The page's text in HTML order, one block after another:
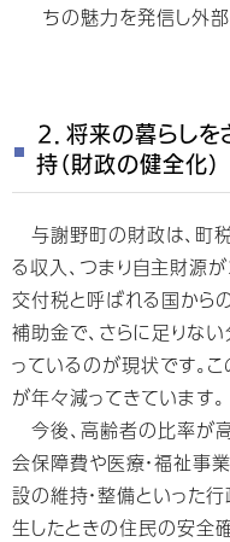
ちの魅力を発信し外
２．将来の暮らし
持（財政の健全化）
与謝野町の財政は、町
る収入、つまり自主財源
交付税と呼ばれる国から
補助金で、さらに足りな
っているのが現状です。
が年々減ってきています。
今後、高齢者の比率が
会保障費や医療・福祉事
設の維持・整備といった
生したときの住民の安全